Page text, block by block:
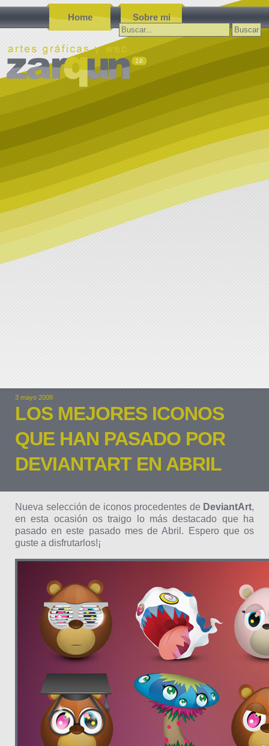
Home Sobre mi
Buscar:
3 mayo 2008
LOS MEJORES ICONOS
QUE HAN PASADO POR
DEVIANTART EN ABRIL
Nueva selección de iconos procedentes de DeviantArt,
en esta ocasión os traigo lo más destacado que ha
pasado en este pasado mes de Abril. Espero que os
guste a disfrutarlos!¡